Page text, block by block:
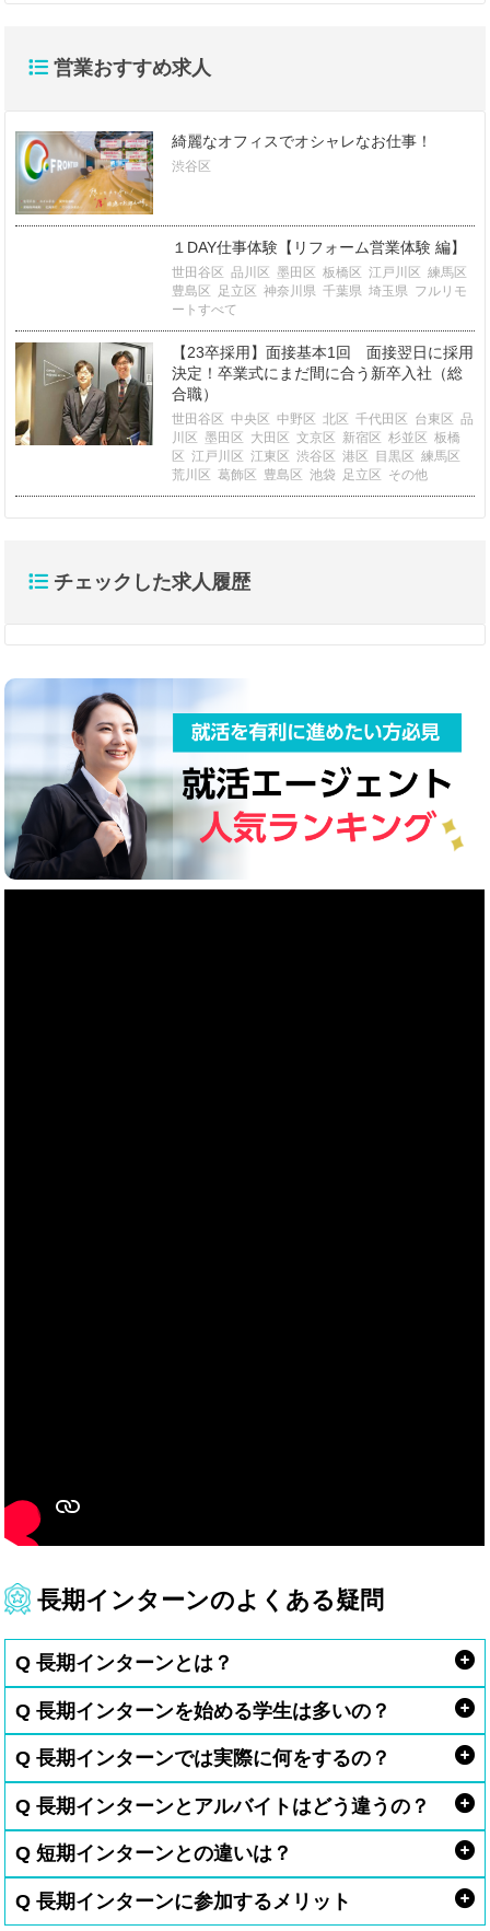
営業おすすめ求人
綺麗なオフィスでオシャレなお仕事！
渋谷区
１DAY仕事体験【リフォーム営業体験 編】
世田谷区 品川区 墨田区 板橋区 江戸川区 練馬区
豊島区 足立区 神奈川県 千葉県 埼玉県 フルリモ
ートすべて
【23卒採用】面接基本1回 面接翌日に採用
決定！卒業式にまだ間に合う新卒入社（総
合職）
世田谷区 中央区 中野区 北区 千代田区 台東区 品
川区 墨田区 大田区 文京区 新宿区 杉並区 板橋
区 江戸川区 江東区 渋谷区 港区 目黒区 練馬区
荒川区 葛飾区 豊島区 池袋 足立区 その他
チェックした求人履歴
長期インターンのよくある疑問
Q 長期インターンとは？
Q 長期インターンを始める学生は多いの？
Q 長期インターンでは実際に何をするの？
Q 長期インターンとアルバイトはどう違うの？
Q 短期インターンとの違いは？
Q 長期インターンに参加するメリット